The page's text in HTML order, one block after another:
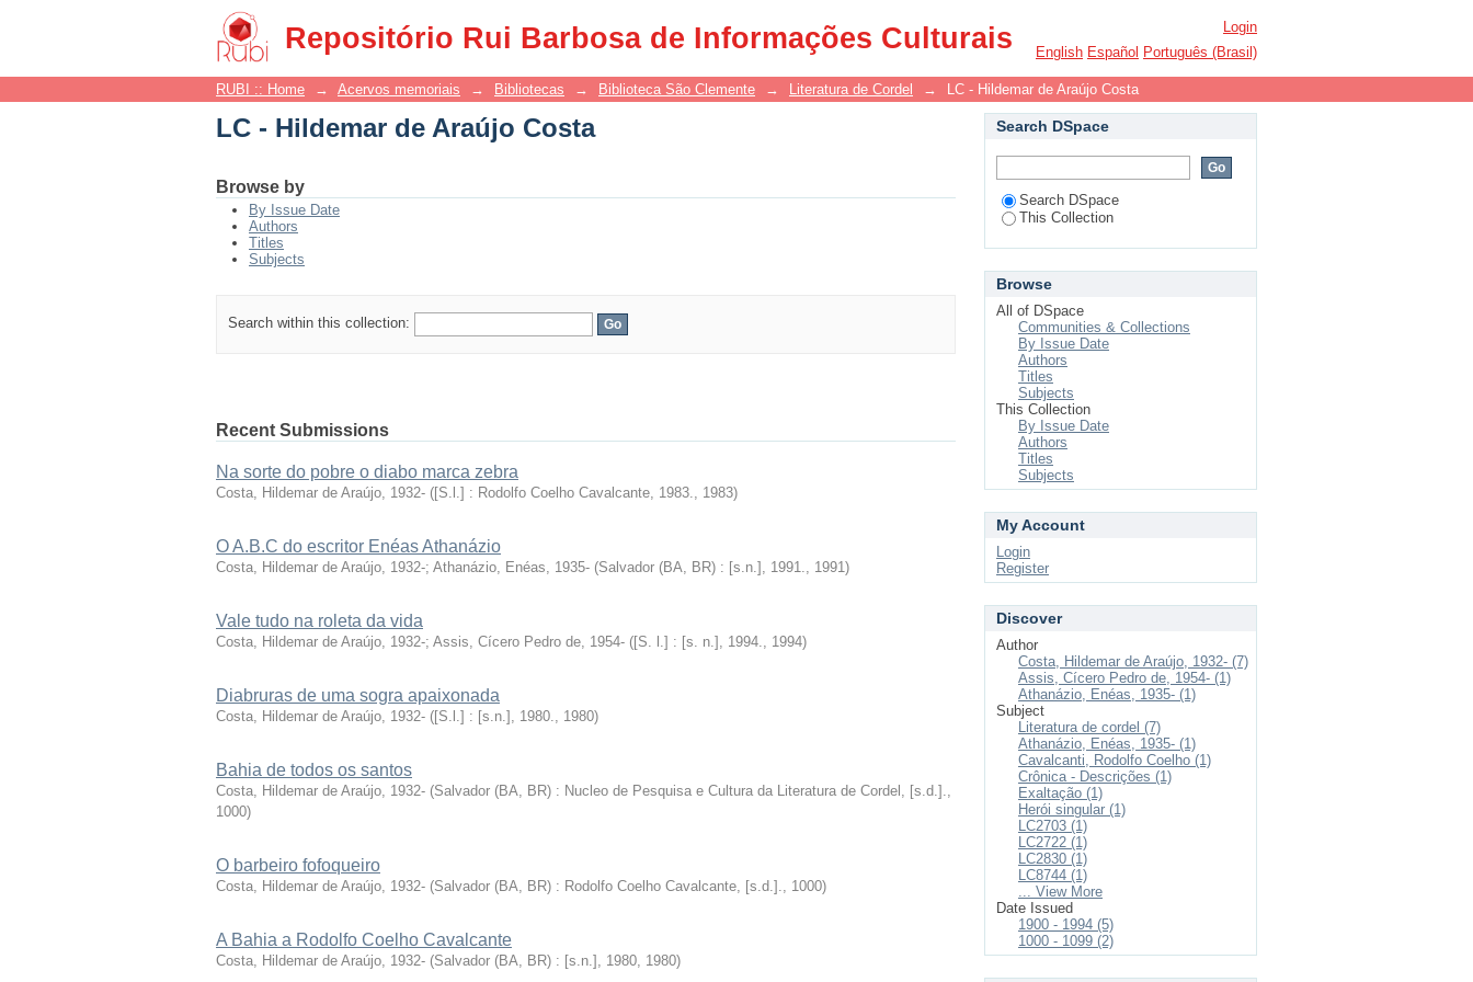
Repositório Rui Barbosa de Informações Culturais
LC - Hildemar de Araújo Costa
Login
English Español Português (Brasil)
RUBI :: Home → Acervos memoriais → Bibliotecas → Biblioteca São Clemente → Literatura de Cordel → LC - Hildemar de Araújo Costa
LC - Hildemar de Araújo Costa
Browse by
By Issue Date
Authors
Titles
Subjects
Search within this collection:
Recent Submissions
Na sorte do pobre o diabo marca zebra
Costa, Hildemar de Araújo, 1932- ([S.l.] : Rodolfo Coelho Cavalcante, 1983., 1983)
O A.B.C do escritor Enéas Athanázio
Costa, Hildemar de Araújo, 1932-; Athanázio, Enéas, 1935- (Salvador (BA, BR) : [s.n.], 1991., 1991)
Vale tudo na roleta da vida
Costa, Hildemar de Araújo, 1932-; Assis, Cícero Pedro de, 1954- ([S. l.] : [s. n.], 1994., 1994)
Diabruras de uma sogra apaixonada
Costa, Hildemar de Araújo, 1932- ([S.l.] : [s.n.], 1980., 1980)
Bahia de todos os santos
Costa, Hildemar de Araújo, 1932- (Salvador (BA, BR) : Nucleo de Pesquisa e Cultura da Literatura de Cordel, [s.d.].,
1000)
O barbeiro fofoqueiro
Costa, Hildemar de Araújo, 1932- (Salvador (BA, BR) : Rodolfo Coelho Cavalcante, [s.d.]., 1000)
A Bahia a Rodolfo Coelho Cavalcante
Costa, Hildemar de Araújo, 1932- (Salvador (BA, BR) : [s.n.], 1980, 1980)
Search DSpace
Search DSpace
This Collection
Browse
All of DSpace
Communities & Collections
By Issue Date
Authors
Titles
Subjects
This Collection
By Issue Date
Authors
Titles
Subjects
My Account
Login
Register
Discover
Author
Costa, Hildemar de Araújo, 1932- (7)
Assis, Cícero Pedro de, 1954- (1)
Athanázio, Enéas, 1935- (1)
Subject
Literatura de cordel (7)
Athanázio, Enéas, 1935- (1)
Cavalcanti, Rodolfo Coelho (1)
Crônica - Descrições (1)
Exaltação (1)
Herói singular (1)
LC2703 (1)
LC2722 (1)
LC2830 (1)
LC8744 (1)
... View More
Date Issued
1900 - 1994 (5)
1000 - 1099 (2)